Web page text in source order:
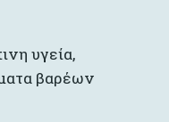
υγεία,
βαρέων